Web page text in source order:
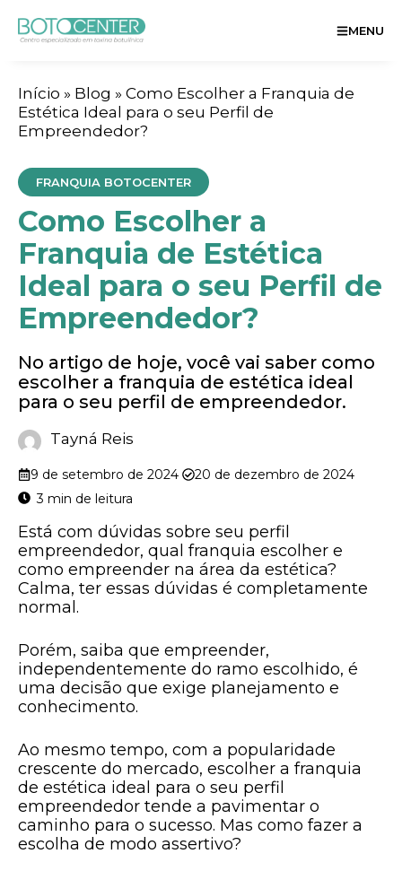
MENU
Início » Blog » Como Escolher a Franquia de
Estética Ideal para o seu Perfil de
Empreendedor?
FRANQUIA BOTOCENTER
Como Escolher a
Franquia de Estética
Ideal para o seu Perfil de
Empreendedor?
No artigo de hoje, você vai saber como
escolher a franquia de estética ideal
para o seu perfil de empreendedor.
Tayná Reis
9 de setembro de 2024 20 de dezembro de 2024
Está com dúvidas sobre seu perfil
empreendedor, qual franquia escolher e
como empreender na área da estética?
Calma, ter essas dúvidas é completamente
normal.
Porém, saiba que empreender,
independentemente do ramo escolhido, é
uma decisão que exige planejamento e
conhecimento.
Ao mesmo tempo, com a popularidade
crescente do mercado, escolher a franquia
de estética ideal para o seu perfil
empreendedor tende a pavimentar o
caminho para o sucesso. Mas como fazer a
escolha de modo assertivo?